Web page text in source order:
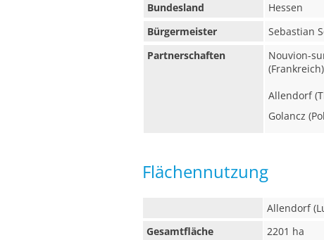
Bundesland
Hessen
Bürgermeister
Sebastian
Partnerschaften
Nouvion-
(Frankreich)
Allendorf
Golancz
Flächennutzung
Allendorf
Gesamtfläche
2201 ha